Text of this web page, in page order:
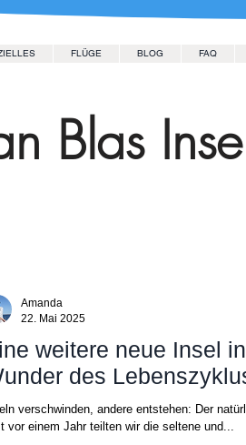
FLÜGE BLOG FAQ
Blas
weitere neue Insel
des
verschwinden, andere entstehen: Der
vor einem Jahr teilten wir die seltene und...
Amanda
22. Mai 2025